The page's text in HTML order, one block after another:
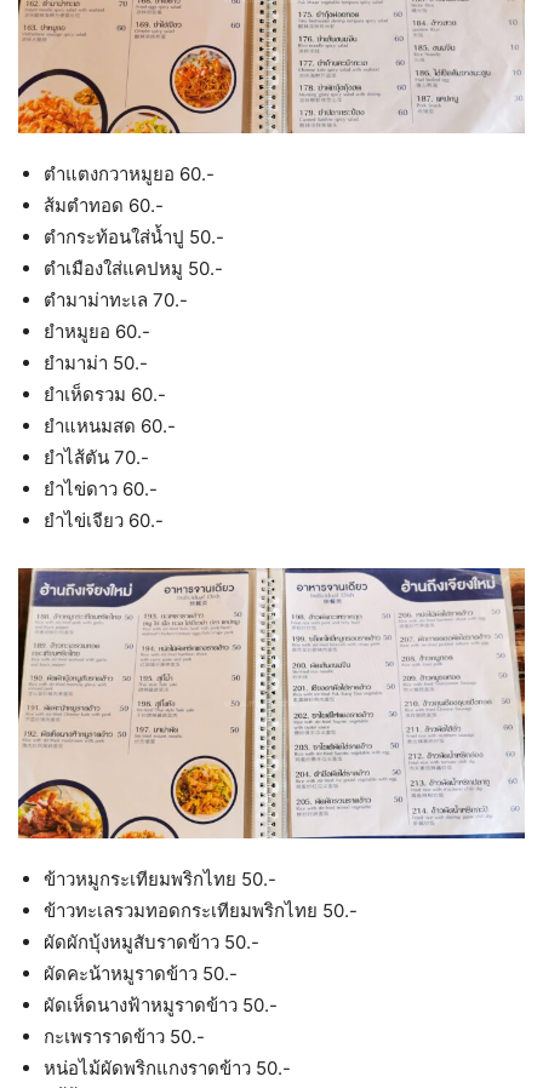
ตำแตงกวาหมูยอ 60.-
ส้มตำทอด 60.-
ตำกระท้อนใส่น้ำปู 50.-
ตำเมืองใส่แคปหมู 50.-
ตำมาม่าทะเล 70.-
ยำหมูยอ 60.-
ยำมาม่า 50.-
ยำเห็ดรวม 60.-
ยำแหนมสด 60.-
ยำไส้ตัน 70.-
ยำไข่ดาว 60.-
ยำไข่เจียว 60.-
ข้าวหมูกระเทียมพริกไทย 50.-
ข้าวทะเลรวมทอดกระเทียมพริกไทย 50.-
ผัดผักบุ้งหมูสับราดข้าว 50.-
ผัดคะน้าหมูราดข้าว 50.-
ผัดเห็ดนางฟ้าหมูราดข้าว 50.-
กะเพราราดข้าว 50.-
หน่อไม้ผัดพริกแกงราดข้าว 50.-